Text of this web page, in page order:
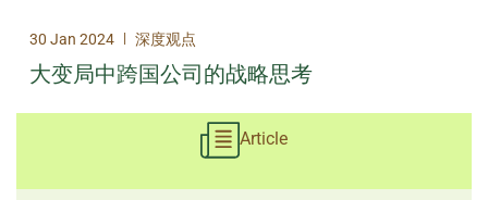
30 Jan 2024 | 深度观点
大变局中跨国公司的战略思考
Article